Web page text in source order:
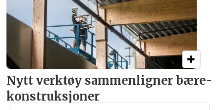
Nytt verktøy sammenligner bære­
konstruksjoner